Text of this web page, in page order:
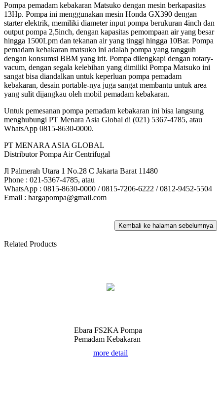
Pompa pemadam kebakaran Matsuko dengan mesin berkapasitas
13Hp. Pompa ini menggunakan mesin Honda GX390 dengan
starter elektrik, memiliki diameter input pompa berukuran 4inch dan
output pompa 2,5inch, dengan kapasitas pemompaan air yang besar
hingga 1500Lpm dan tekanan air yang tinggi hingga 10Bar. Pompa
pemadam kebakaran matsuko ini adalah pompa yang tangguh
dengan konsumsi BBM yang irit. Pompa dilengkapi dengan rotary-
vacum, dengan segala kelebihan yang dimiliki Pompa Matsuko ini
sangat bisa diandalkan untuk keperluan pompa pemadam
kebakaran, desain portable-nya juga sangat membantu untuk area
yang sulit dijangkau oleh mobil pemadam kebakaran.
Untuk pemesanan pompa pemadam kebakaran ini bisa langsung
menghubungi PT Menara Asia Global di (021) 5367-4785, atau
WhatsApp 0815-8630-0000.
PT MENARA ASIA GLOBAL
Distributor Pompa Air Centrifugal
Jl Palmerah Utara 1 No.28 C Jakarta Barat 11480
Phone : 021-5367-4785, atau
WhatsApp : 0815-8630-0000 / 0815-7206-6222 / 0812-9452-5504
Email : hargapompa@gmail.com
Related Products
Ebara FS2KA Pompa
Pemadam Kebakaran
more detail